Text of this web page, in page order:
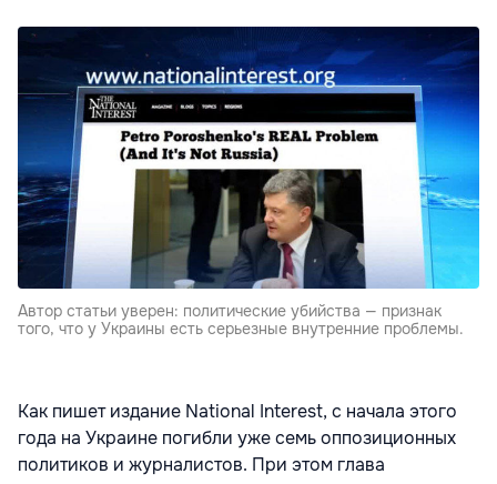
Автор статьи уверен: политические убийства — признак
того, что у Украины есть серьезные внутренние проблемы.
Как пишет издание National Interest, с начала этого
года на Украине погибли уже семь оппозиционных
политиков и журналистов. При этом глава